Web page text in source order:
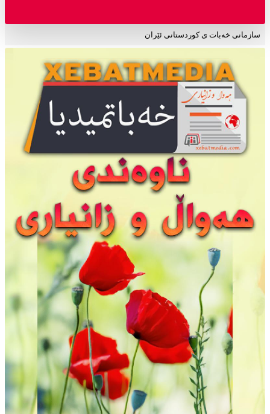
سازمانی خەبات ی کوردستانی ئێران